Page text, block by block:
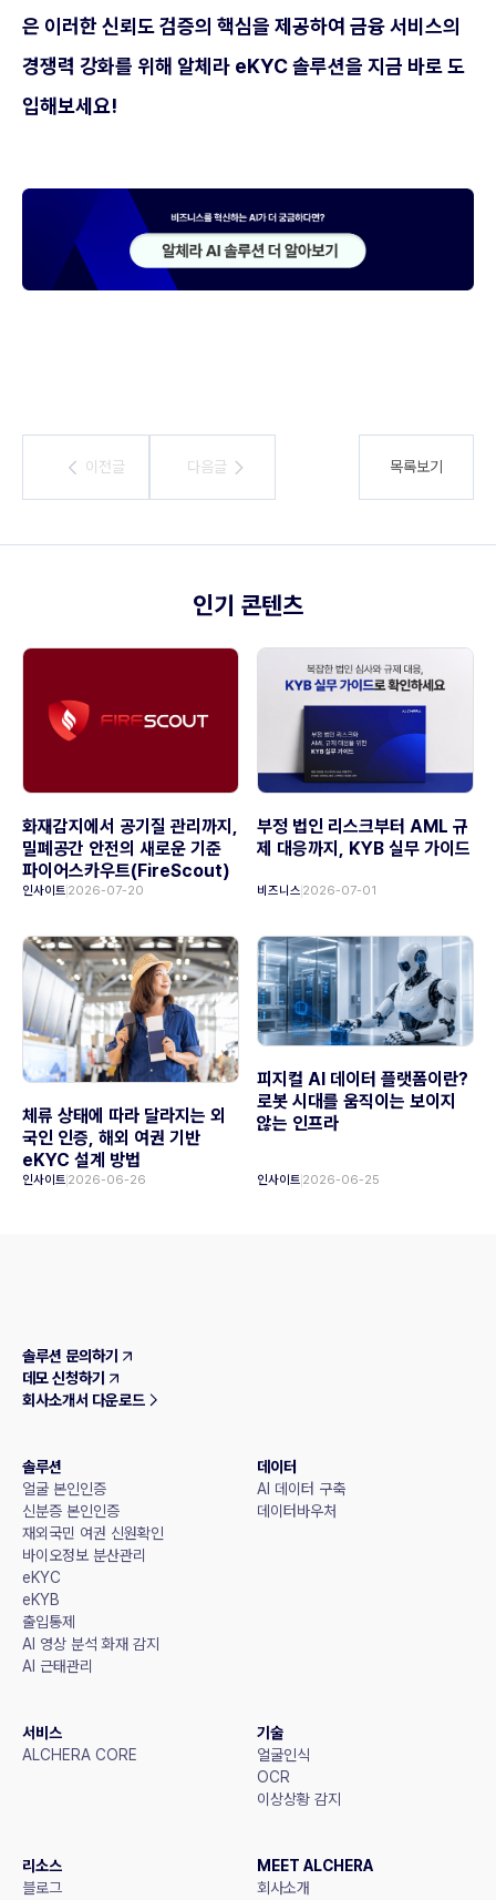
은 이러한 신뢰도 검증의 핵심을 제공하여 금융 서비스의
경쟁력 강화를 위해 알체라 eKYC 솔루션을 지금 바로 도
입해보세요!
이전글
이전글 다음글
다음글 목록보기
인기 콘텐츠
화재감지에서 공기질 관리까지,
밀폐공간 안전의 새로운 기준
파이어스카우트(FireScout)
인사이트 2026-07-20
부정 법인 리스크부터 AML 규
제 대응까지, KYB 실무 가이드
비즈니스 2026-07-01
체류 상태에 따라 달라지는 외
국인 인증, 해외 여권 기반
eKYC 설계 방법
인사이트 2026-06-26
피지컬 AI 데이터 플랫폼이란?
로봇 시대를 움직이는 보이지
않는 인프라
인사이트 2026-06-25
솔루션 문의하기
데모 신청하기
회사소개서 다운로드
솔루션
얼굴 본인인증
신분증 본인인증
재외국민 여권 신원확인
바이오정보 분산관리
eKYC
eKYB
출입통제
AI 영상 분석 화재 감지
AI 근태관리
데이터
AI 데이터 구축
데이터바우처
서비스
ALCHERA CORE
기술
얼굴인식
OCR
이상상황 감지
리소스
블로그
MEET ALCHERA
회사소개